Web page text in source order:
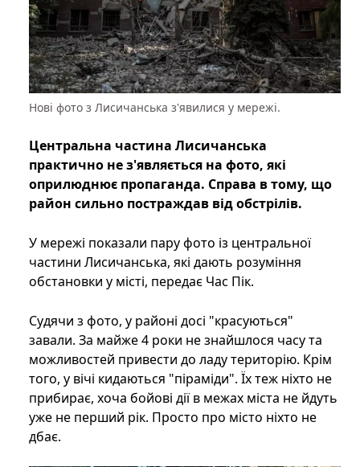
Нові фото з Лисичанська з'явилися у мережі.
Центральна частина Лисичанська
практично не з'являється на фото, які
оприлюднює пропаганда. Справа в тому, що
район сильно постраждав від обстрілів.
У мережі показали пару фото із центральної
частини Лисичанська, які дають розуміння
обстановки у місті, передає Час Пік.
Судячи з фото, у районі досі "красуються"
завали. За майже 4 роки не знайшлося часу та
можливостей привести до ладу територію. Крім
того, у вічі кидаються "піраміди". Їх теж ніхто не
прибирає, хоча бойові дії в межах міста не йдуть
уже не перший рік. Просто про місто ніхто не
дбає.